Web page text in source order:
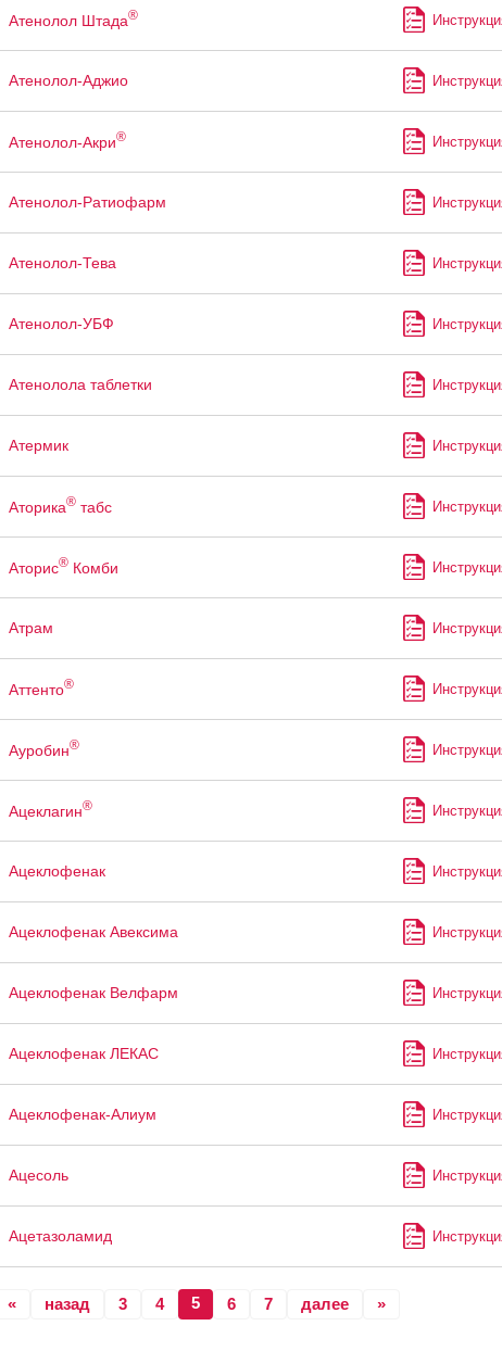
Атенолол Штада®
Атенолол-Аджио
Атенолол-Акри®
Атенолол-Ратиофарм
Атенолол-Тева
Атенолол-УБФ
Атенолола таблетки
Атермик
Аторика®табс
Аторис®Комби
Атрам
Аттенто®
Ауробин®
Ацеклагин®
Ацеклофенак
Ацеклофенак Авексима
Ацеклофенак Велфарм
Ацеклофенак ЛЕКАС
Ацеклофенак-Алиум
Ацесоль
Ацетазоламид
« назад 3 4 5 6 7 далее »